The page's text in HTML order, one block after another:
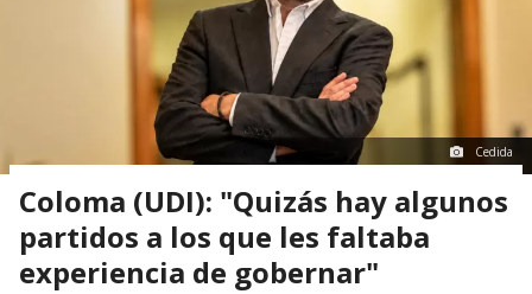
Cedida
Coloma (UDI): "Quizás hay algunos
partidos a los que les faltaba
experiencia de gobernar"